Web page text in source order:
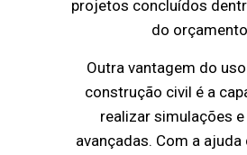
projetos concluídos
do
Outra vantagem do
construção civil é a
realizar simulações
avançadas. Com a